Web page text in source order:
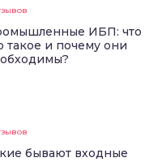
ИБП: что
такое и почему они
бывают входные